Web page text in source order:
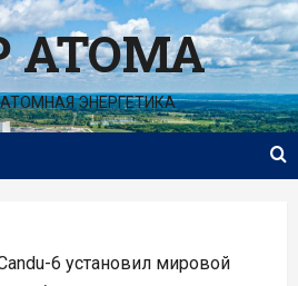
АТОМА
ЭНЕРГЕТИКА
6 установил мировой